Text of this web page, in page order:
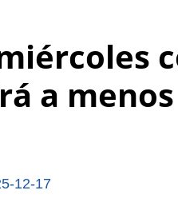
a
12-17